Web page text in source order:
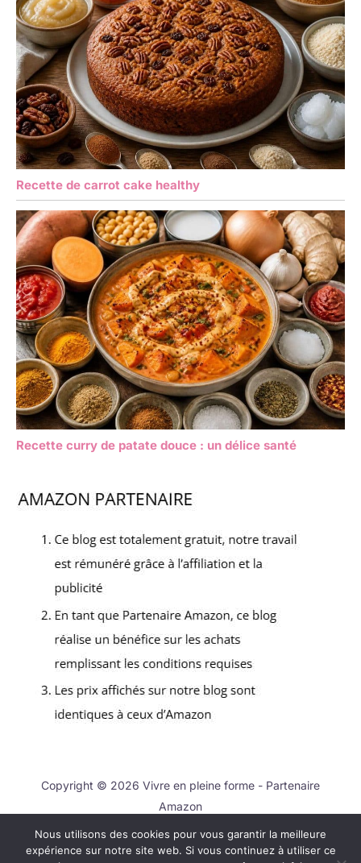
Recette de carrot cake healthy
Recette curry de patate douce : un délice santé
Copyright © 2026 Vivre en pleine forme - Partenaire
Amazon
Contact
Mentions légales
Nous utilisons des cookies pour vous garantir la meilleure
expérience sur notre site web. Si vous continuez à utiliser ce